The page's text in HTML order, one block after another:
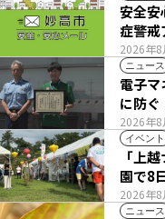
2026年8
安全安
症警戒
ニュース
2026年8
電子
に防ぐ
イベント
2026年8
「上
園で8
ニュース